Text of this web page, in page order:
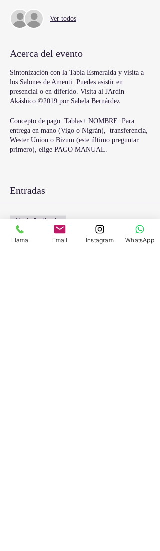
Ver todos
Acerca del evento
Sintonización con la Tabla Esmeralda y visita a
los Salones de Amenti. Puedes asistir en
presencial o en diferido. Visita al JArdín
Akáshico ©2019 por Sabela Bernárdez
Concepto de pago: Tablas+ NOMBRE. Para
entrega en mano (Vigo o Nigrán), transferencia,
Wester Union o Bizum (este último preguntar
primero), elige PAGO MANUAL.
Info: info@pontenatur.es.
Entradas
Venta finalizada
Tipo de entrada
Llama Email Instagram WhatsApp